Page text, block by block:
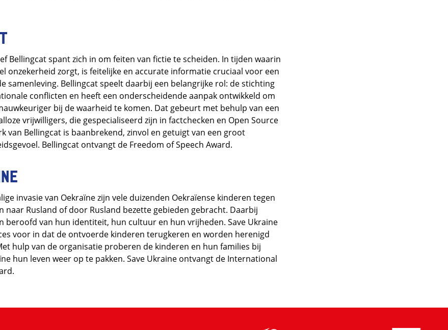
Bellingcat spant zich in om feiten van fictie te scheiden. In tijden waarin
onzekerheid zorgt, is feitelijke en accurate informatie cruciaal voor een
samenleving. Bellingcat speelt daarbij een belangrijke rol: de stichting
conflicten en heeft een onderscheidende aanpak ontwikkeld om
bij de waarheid te komen. Dat gebeurt met behulp van een
vrijwilligers, die gespecialiseerd zijn in factchecken en Open Source
van Bellingcat is baanbrekend, zinvol en getuigt van een groot
Bellingcat ontvangt de Freedom of Speech Award.
invasie van Oekraïne zijn vele duizenden Oekraïense kinderen tegen
naar Rusland of door Rusland bezette gebieden gebracht. Daarbij
beroofd van hun identiteit, hun cultuur en hun vrijheden. Save Ukraine
voor in dat de ontvoerde kinderen terugkeren en worden herenigd
hulp van de organisatie proberen de kinderen en hun families bij
hun leven weer op te pakken. Save Ukraine ontvangt de International